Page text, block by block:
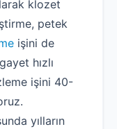
klozet
petek
işini de
hızlı
işini 40-
yılların